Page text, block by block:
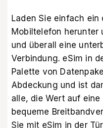
Laden Sie einfach ein
Mobiltelefon herunter
und überall eine
Verbindung. eSim in
Palette von
Abdeckung und ist
alle, die Wert auf
bequeme
Sie mit eSim in der